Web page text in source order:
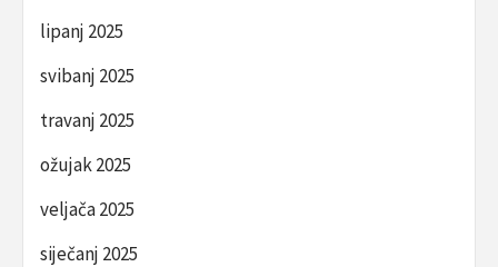
lipanj 2025
svibanj 2025
travanj 2025
ožujak 2025
veljača 2025
siječanj 2025